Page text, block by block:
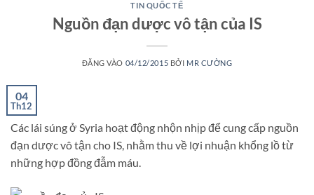
TIN QUỐC TẾ
Nguồn đạn dược vô tận của IS
ĐĂNG VÀO 04/12/2015 BỞI MR CƯỜNG
04
Th12
Các lái súng ở Syria hoạt động nhộn nhịp để cung cấp nguồn
đạn dược vô tận cho IS, nhằm thu về lợi nhuận khổng lồ từ
những hợp đồng đẫm máu.